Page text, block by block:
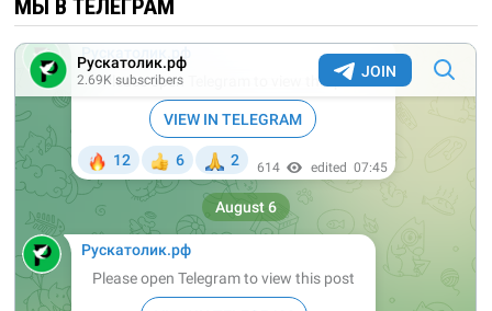
МЫ В ТЕЛЕГРАМ